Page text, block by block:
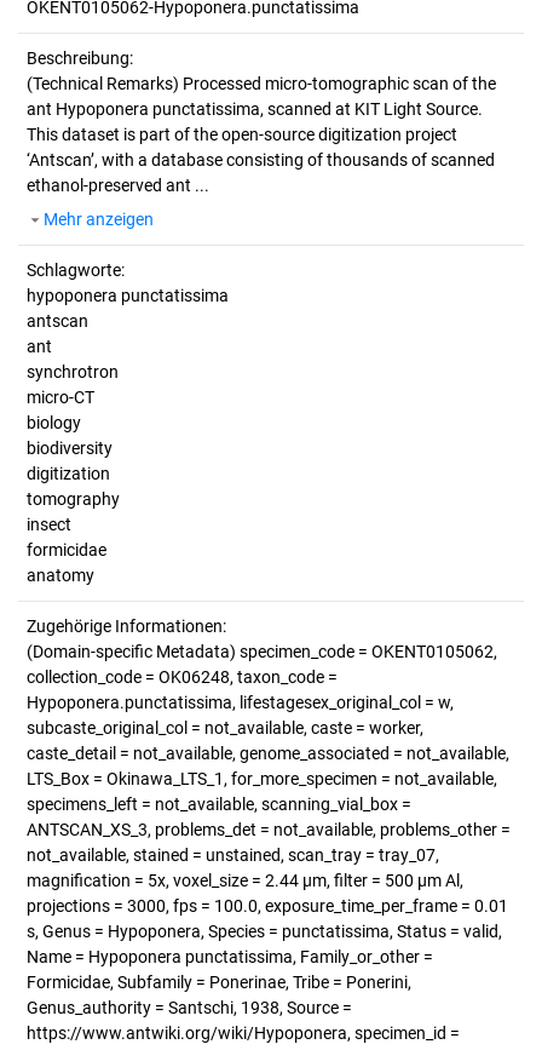
OKENT0105062-Hypoponera.punctatissima
Beschreibung:
(Technical Remarks) Processed micro-tomographic scan of the
ant Hypoponera punctatissima, scanned at KIT Light Source.
This dataset is part of the open-source digitization project
‘Antscan’, with a database consisting of thousands of scanned
ethanol-preserved ant ...
Mehr anzeigen
Schlagworte:
hypoponera punctatissima
antscan
ant
synchrotron
micro-CT
biology
biodiversity
digitization
tomography
insect
formicidae
anatomy
Zugehörige Informationen:
(Domain-specific Metadata) specimen_code = OKENT0105062,
collection_code = OK06248, taxon_code =
Hypoponera.punctatissima, lifestagesex_original_col = w,
subcaste_original_col = not_available, caste = worker,
caste_detail = not_available, genome_associated = not_available,
LTS_Box = Okinawa_LTS_1, for_more_specimen = not_available,
specimens_left = not_available, scanning_vial_box =
ANTSCAN_XS_3, problems_det = not_available, problems_other =
not_available, stained = unstained, scan_tray = tray_07,
magnification = 5x, voxel_size = 2.44 µm, filter = 500 µm Al,
projections = 3000, fps = 100.0, exposure_time_per_frame = 0.01
s, Genus = Hypoponera, Species = punctatissima, Status = valid,
Name = Hypoponera punctatissima, Family_or_other =
Formicidae, Subfamily = Ponerinae, Tribe = Ponerini,
Genus_authority = Santschi, 1938, Source =
https://www.antwiki.org/wiki/Hypoponera, specimen_id =